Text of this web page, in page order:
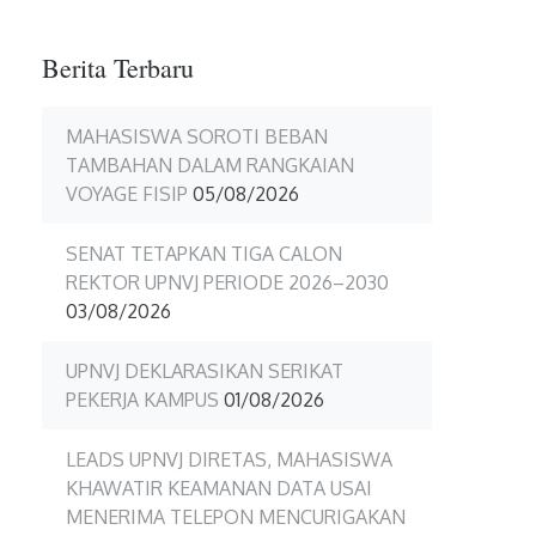
Berita Terbaru
MAHASISWA SOROTI BEBAN
TAMBAHAN DALAM RANGKAIAN
VOYAGE FISIP 05/08/2026
SENAT TETAPKAN TIGA CALON
REKTOR UPNVJ PERIODE 2026–2030
03/08/2026
UPNVJ DEKLARASIKAN SERIKAT
PEKERJA KAMPUS 01/08/2026
LEADS UPNVJ DIRETAS, MAHASISWA
KHAWATIR KEAMANAN DATA USAI
MENERIMA TELEPON MENCURIGAKAN